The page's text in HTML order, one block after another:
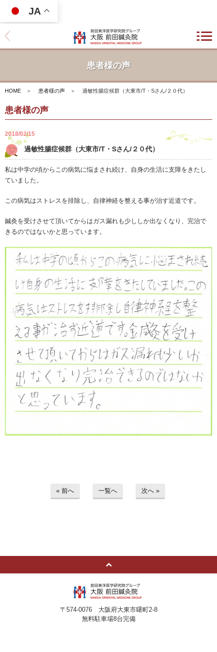
JA
患者様の声
HOME ＞ 患者様の声 ＞ 過敏性腸症候群（大東市/T・Sさん/２０代）
患者様の声
2018/02/15
過敏性腸症候群（大東市/T・Sさん/２０代）
私は中学の頃からこの病気に悩まされ続け、自身の生活に支障をきたし
ていました。
この病気はストレスを排除し、自律神経を整える事が治す近道です。
鍼灸を受けさせて頂いてからはガス漏れも少ししか出なくなり、完治で
きるのではないかと思っています。
« 前へ 一覧へ 次へ »
〒574-0076 大阪府大東市曙町2-8
無料駐車場8台完備